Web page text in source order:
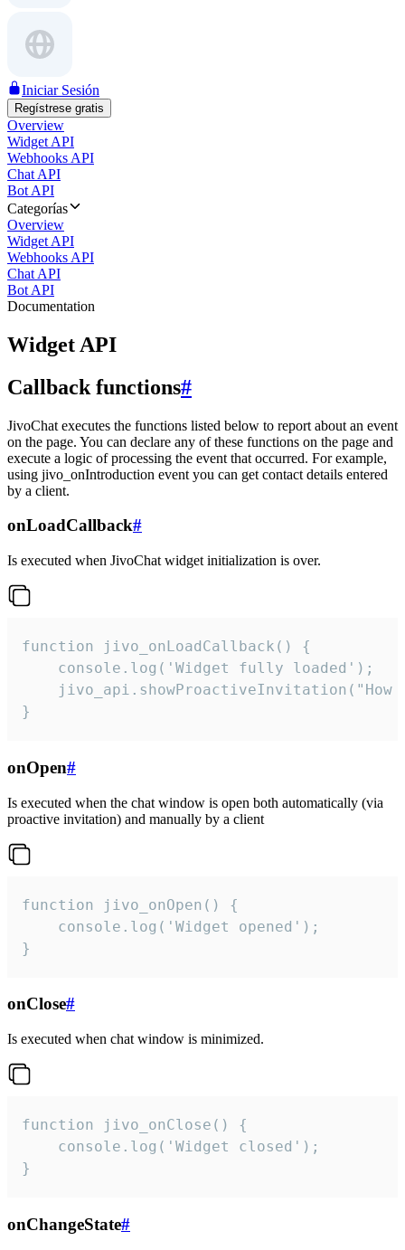
Iniciar Sesión
Regístrese gratis
Overview
Widget API
Webhooks API
Chat API
Bot API
Categorías
Overview
Widget API
Webhooks API
Chat API
Bot API
Documentation
Widget API
Callback functions#
JivoChat executes the functions listed below to report about an event
on the page. You can declare any of these functions on the page and
execute a logic of processing the event that occurred. For example,
using jivo_onIntroduction event you can get contact details entered
by a client.
onLoadCallback#
Is executed when JivoChat widget initialization is over.
function jivo_onLoadCallback() {
    console.log('Widget fully loaded');
jivo_api.showProactiveInvitation("How
}
onOpen#
Is executed when the chat window is open both automatically (via
proactive invitation) and manually by a client
function jivo_onOpen() {
    console.log('Widget opened');
}
onClose#
Is executed when chat window is minimized.
function jivo_onClose() {
    console.log('Widget closed');
}
onChangeState#